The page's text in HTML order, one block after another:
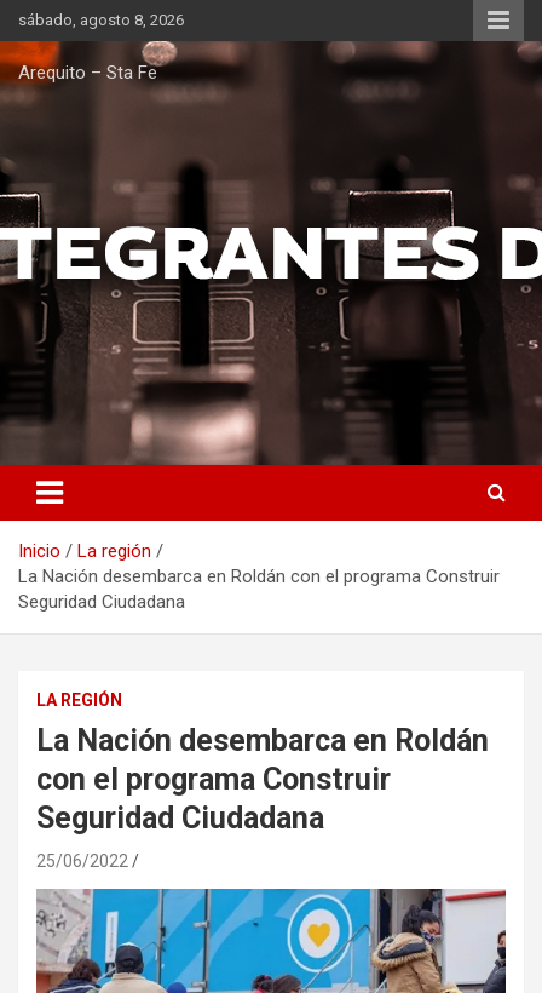
Saltar
al
contenido
sábado, agosto 8, 2026
Arequito – Sta Fe
Inicio
La región
La Nación desembarca en Roldán con el programa Construir
Seguridad Ciudadana
LA REGIÓN
La Nación desembarca en Roldán
con el programa Construir
Seguridad Ciudadana
25/06/2022